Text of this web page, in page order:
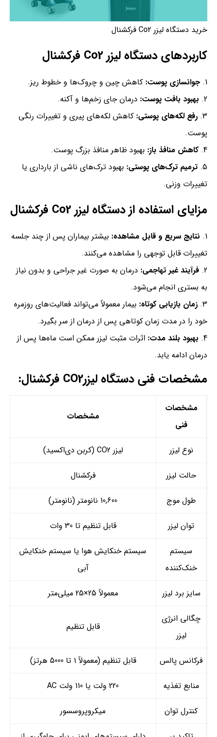
خرید دستگاه لیزر Co2 فرکشنال
کاربردهای دستگاه لیزر Co2 فرکشنال
جوانسازی پوست: کاهش چین و چروک‌ها و خطوط ریز.
بهبود بافت پوست: درمان جای زخم‌ها و آکنه.
رفع لکه‌های پوستی: کاهش لکه‌های پیری و تغییرات رنگی
پوست.
کاهش منافذ باز: بهبود ظاهر منافذ بزرگ پوست.
ترمیم ترک‌های پوستی: بهبود ترک‌های ناشی از بارداری یا
تغییرات وزنی.
مزایای استفاده از دستگاه لیزر Co2 فرکشنال
نتایج سریع و قابل مشاهده: بیشتر بیماران پس از چند جلسه
تغییرات قابل توجهی را مشاهده می‌کنند.
فرآیند غیر تهاجمی: درمان به صورت غیر جراحی و بدون نیاز
به بستری انجام می‌شود.
زمان بازیابی کوتاه: بیمار معمولاً می‌تواند فعالیت‌های روزمره
خود را در مدت زمان کوتاهی پس از درمان از سر بگیرد.
بهبود بلند مدت: اثرات مثبت لیزر ممکن است ماه‌ها پس از
درمان ادامه یابد.
مشخصات فنی دستگاه لیزرCO2 فرکشنال:
مشخصات
فنی
مشخصات
نوع لیزر لیزر CO2 (کربن دی‌اکسید)
حالت لیزر فرکشنال
طول موج 10,600 نانومتر (نانومتر)
توان لیزر قابل تنظیم تا 30 وات
سیستم
خنک‌کننده
سیستم خنکایش هوا یا سیستم خنکایش
آبی
سایز برد لیزر معمولاً 25×25 میلی‌متر
چگالی انرژی
لیزر
قابل تنظیم
فرکانس پالس قابل تنظیم (معمولاً 1 تا 5000 هرتز)
منابع تغذیه 220 ولت یا 110 ولت AC
کنترل توان میکروپروسسور